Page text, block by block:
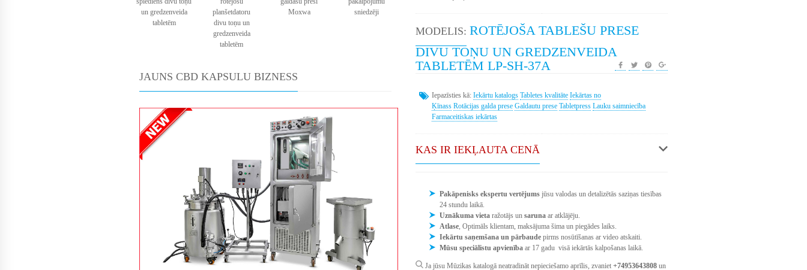
un gredzenveida
tabletēm
planšetdatoru
divu toņu un
gredzenveida
tabletēm
Moxwa
sniedzēji
JAUNS CBD KAPSULU BIZNESS
MODELIS: ROTĒJOŠA TABLEŠU PRESE
DIVU TOŅU UN GREDZENVEIDA
TABLETĒM LP-SH-37A
Iepazīsties kā: Iekārtu katalogs Tabletes kvalitāte Iekārtas no
Ķīnass Rotācijas galda prese Galdautu prese Tabletpress Lauku saimniecība
Farmaceitiskas iekārtas
KAS IR IEKĻAUTA CENĀ
Pakāpenisks ekspertu vertējums jūsu valodas un detalizētās saziņas tiesības
24 stundu laikā.
Uznākuma vieta ražotājs un saruna ar atklājēju.
Atlase , Optimāls klientam, maksājuma šima un piegādes laiks.
Iekārtu saņemšana un pārbaude pirms nosūtīšanas ar video atskaiti.
Mūsu speciālistu apvienība ar 17 gadu visā iekārtās kalpošanas laikā.
Ja jūsu Mūzikas katalogā neatradināt nepieciešamo aprīlis, zvaniet +74953643808 un